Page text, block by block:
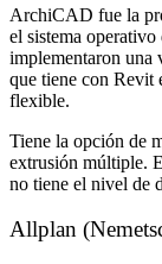
ArchiCAD fue la
el sistema
implementaron una
que tiene con Revit
flexible.
Tiene la opción de
extrusión múltiple.
no tiene el nivel de
Allplan